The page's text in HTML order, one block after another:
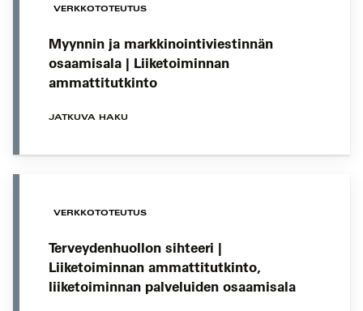
VERKKOTOTEUTUS
Myynnin ja markkinointiviestinnän
osaamisala | Liiketoiminnan
ammattitutkinto
JATKUVA HAKU
VERKKOTOTEUTUS
Terveydenhuollon sihteeri |
Liiketoiminnan ammattitutkinto,
liiketoiminnan palveluiden osaamisala